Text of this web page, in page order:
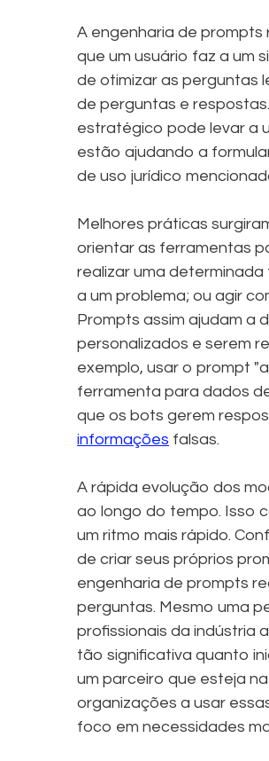
A engenharia de
que um usuário faz a um
de otimizar as perguntas
de perguntas e
estratégico pode levar a
estão ajudando a
de uso jurídico
Melhores práticas
orientar as ferramentas
realizar uma
a um problema; ou agir
Prompts assim ajudam a
personalizados e serem
exemplo, usar o prompt
ferramenta para dados
que os bots gerem
informações falsas.
A rápida evolução dos
ao longo do tempo. Isso
um ritmo mais rápido.
de criar seus próprios
engenharia de prompts
perguntas. Mesmo uma
profissionais da indústria
tão significativa quanto
um parceiro que esteja
organizações a usar
foco em necessidades